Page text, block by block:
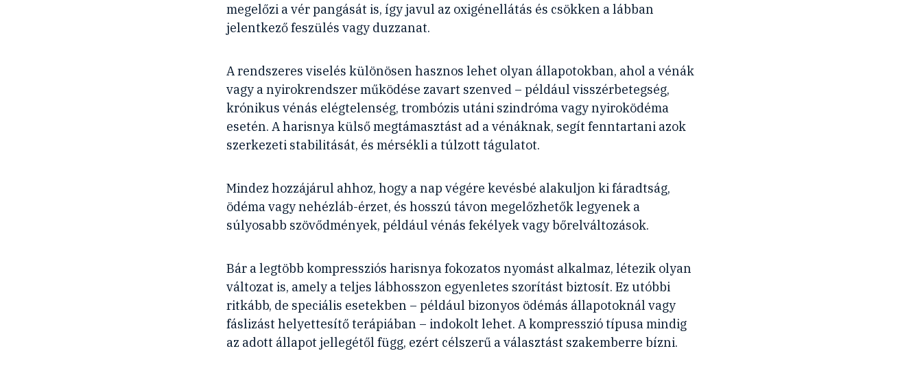
megelőzi a vér pangását is, így javul az oxigénellátás és csökken a lábban
jelentkező feszülés vagy duzzanat.
A rendszeres viselés különösen hasznos lehet olyan állapotokban, ahol a vénák
vagy a nyirokrendszer működése zavart szenved – például visszérbetegség,
krónikus vénás elégtelenség, trombózis utáni szindróma vagy nyiroködéma
esetén. A harisnya külső megtámasztást ad a vénáknak, segít fenntartani azok
szerkezeti stabilitását, és mérsékli a túlzott tágulatot.
Mindez hozzájárul ahhoz, hogy a nap végére kevésbé alakuljon ki fáradtság,
ödéma vagy nehézláb-érzet, és hosszú távon megelőzhetők legyenek a
súlyosabb szövődmények, például vénás fekélyek vagy bőrelváltozások.
Bár a legtöbb kompressziós harisnya fokozatos nyomást alkalmaz, létezik olyan
változat is, amely a teljes lábhosszon egyenletes szorítást biztosít. Ez utóbbi
ritkább, de speciális esetekben – például bizonyos ödémás állapotoknál vagy
fáslizást helyettesítő terápiában – indokolt lehet. A kompresszió típusa mindig
az adott állapot jellegétől függ, ezért célszerű a választást szakemberre bízni.